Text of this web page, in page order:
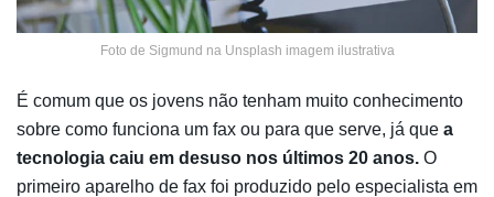
Foto de Sigmund na Unsplash imagem ilustrativa
É comum que os jovens não tenham muito conhecimento
sobre como funciona um fax ou para que serve, já que a
tecnologia caiu em desuso nos últimos 20 anos. O
primeiro aparelho de fax foi produzido pelo especialista em